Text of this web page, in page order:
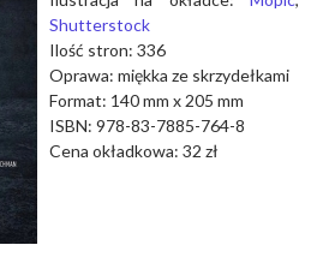
Shutterstock
Ilość stron: 336
Oprawa: miękka ze skrzydełkami
Format: 140 mm x 205 mm
ISBN: 978-83-7885-764-8
Cena okładkowa: 32 zł